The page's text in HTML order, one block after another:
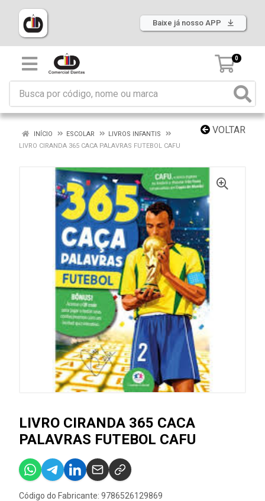
Baixe já nosso APP
0
VOLTAR
INÍCIO ESCOLAR
LIVROS INFANTIS
LIVRO CIRANDA 365 CACA PALAVRAS FUTEBOL CAFU
LIVRO CIRANDA 365 CACA
PALAVRAS FUTEBOL CAFU
Código do Fabricante: 9786526129869